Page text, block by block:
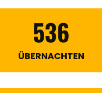
536
ÜBERNACHTEN